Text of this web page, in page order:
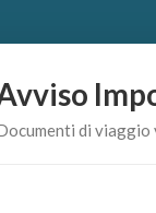
Home Chi Siamo
di viaggio